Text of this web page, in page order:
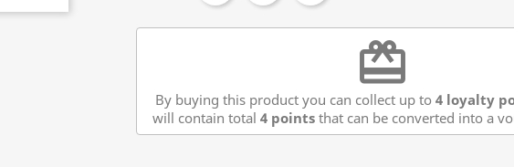
redeem
By buying this product you can collect up to 4 loyalty
will contain total 4pointsthat can be converted into a